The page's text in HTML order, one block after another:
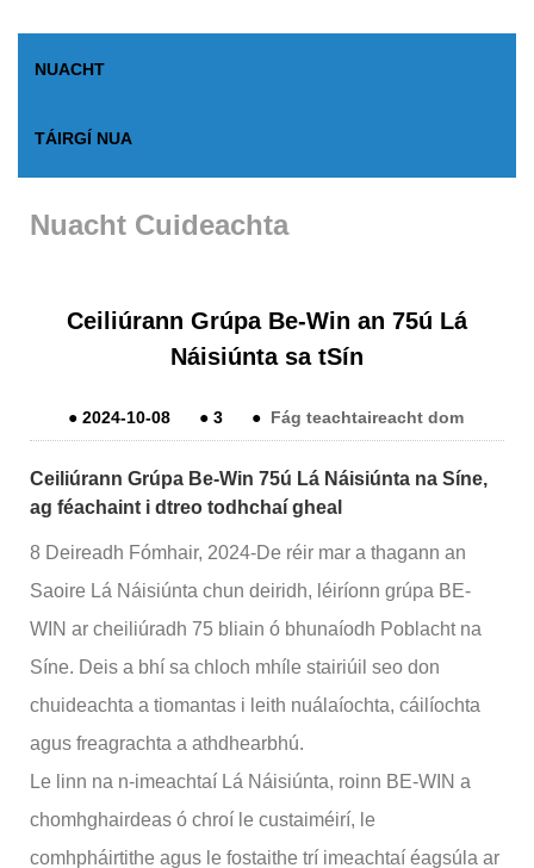
NUACHT
TÁIRGÍ NUA
Nuacht Cuideachta
Ceiliúrann Grúpa Be-Win an 75ú Lá
Náisiúnta sa tSín
●2024-10-08 ●3 ● Fág teachtaireacht dom
Ceiliúrann Grúpa Be-Win 75ú Lá Náisiúnta na Síne,
ag féachaint i dtreo todhchaí gheal
8 Deireadh Fómhair, 2024-De réir mar a thagann an
Saoire Lá Náisiúnta chun deiridh, léiríonn grúpa BE-
WIN ar cheiliúradh 75 bliain ó bhunaíodh Poblacht na
Síne. Deis a bhí sa chloch mhíle stairiúil seo don
chuideachta a tiomantas i leith nuálaíochta, cáilíochta
agus freagrachta a athdhearbhú.
Le linn na n-imeachtaí Lá Náisiúnta, roinn BE-WIN a
chomhghairdeas ó chroí le custaiméirí, le
comhpháirtithe agus le fostaithe trí imeachtaí éagsúla ar